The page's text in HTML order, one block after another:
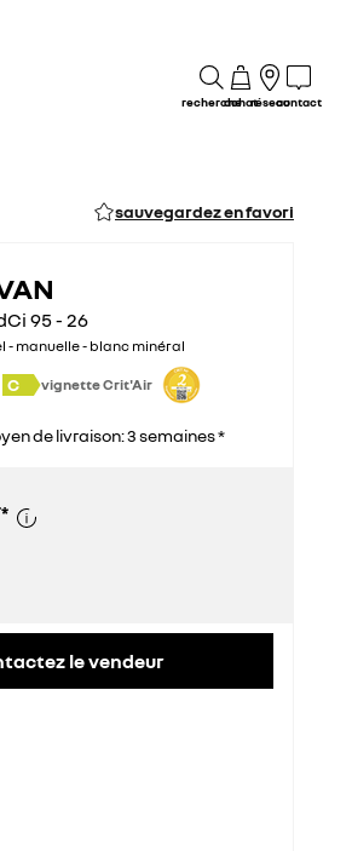
rechercheachatréseaucontact
sauvegardez en favori
95 - 26
- manuelle - blanc minéral
C vignette Crit'Air
de livraison: 3 semaines *
*
le vendeur